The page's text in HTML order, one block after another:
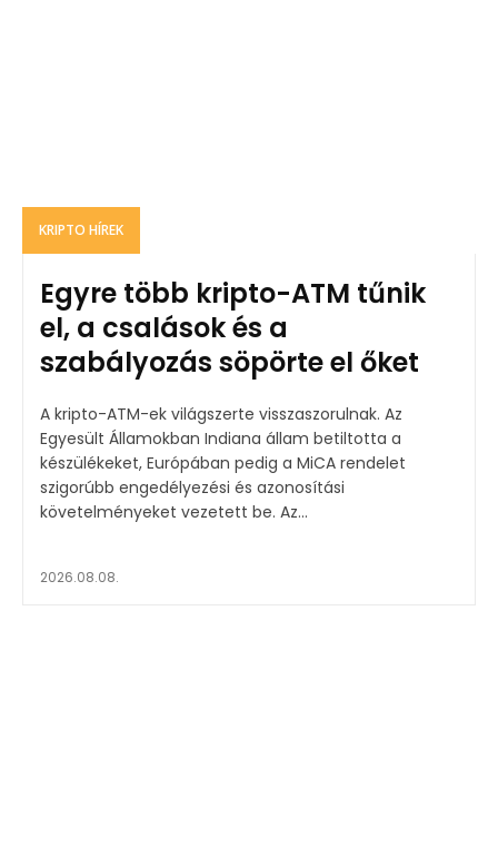
KRIPTO HÍREK
Egyre több kripto-ATM tűnik
el, a csalások és a
szabályozás söpörte el őket
A kripto-ATM-ek világszerte visszaszorulnak. Az
Egyesült Államokban Indiana állam betiltotta a
készülékeket, Európában pedig a MiCA rendelet
szigorúbb engedélyezési és azonosítási
követelményeket vezetett be. Az...
2026.08.08.